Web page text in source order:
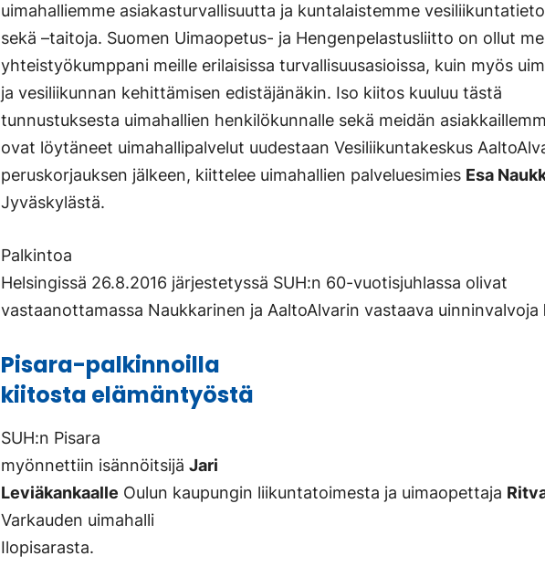
uimahalliemme asiakasturvallisuutta ja kuntalaistemme
sekä –taitoja. Suomen Uimaopetus- ja Hengenpelastusliitto on ollut
yhteistyökumppani meille erilaisissa turvallisuusasioissa, kuin myös
ja vesiliikunnan kehittämisen edistäjänäkin. Iso kiitos kuuluu tästä
tunnustuksesta uimahallien henkilökunnalle sekä meidän
ovat löytäneet uimahallipalvelut uudestaan Vesiliikuntakeskus
peruskorjauksen jälkeen, kiittelee uimahallien palveluesimies Esa
Jyväskylästä.
Palkintoa
Helsingissä 26.8.2016 järjestetyssä SUH:n 60-vuotisjuhlassa olivat
vastaanottamassa Naukkarinen ja AaltoAlvarin vastaava uinninvalvoja
Pisara-palkinnoilla
kiitosta elämäntyöstä
SUH:n Pisara
myönnettiin isännöitsijäJari
Leviäkankaalle Oulun kaupungin liikuntatoimesta ja uimaopettaja
Varkauden uimahalli
Ilopisarasta.